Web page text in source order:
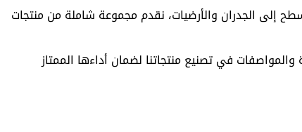
إلى الجدران والأرضيات، نقدم مجموعة شاملة من منتجات
والمواصفات في تصنيع منتجاتنا لضمان أداءها الممتاز